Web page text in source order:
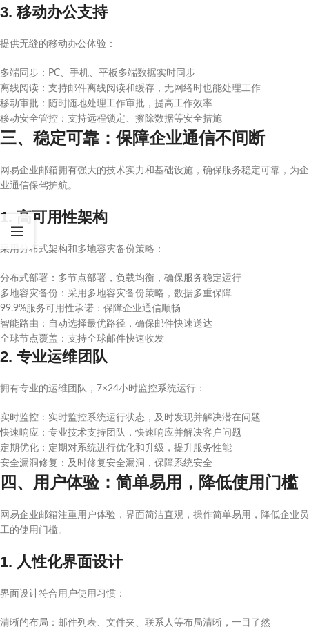
3. 移动办公支持
提供无缝的移动办公体验：
多端同步：PC、手机、平板多端数据实时同步
离线阅读：支持邮件离线阅读和缓存，无网络时也能处理工作
移动审批：随时随地处理工作审批，提高工作效率
移动安全管控：支持远程锁定、擦除数据等安全措施
三、稳定可靠：保障企业通信不间断
网易企业邮箱拥有强大的技术实力和基础设施，确保服务稳定可靠，为企
业通信保驾护航。
1. 高可用性架构
采用分布式架构和多地容灾备份策略：
分布式部署：多节点部署，负载均衡，确保服务稳定运行
多地容灾备份：采用多地容灾备份策略，数据多重保障
99.9%服务可用性承诺：保障企业通信顺畅
智能路由：自动选择最优路径，确保邮件快速送达
全球节点覆盖：支持全球邮件快速收发
2. 专业运维团队
拥有专业的运维团队，7×24小时监控系统运行：
实时监控：实时监控系统运行状态，及时发现并解决潜在问题
快速响应：专业技术支持团队，快速响应并解决客户问题
定期优化：定期对系统进行优化和升级，提升服务性能
安全漏洞修复：及时修复安全漏洞，保障系统安全
四、用户体验：简单易用，降低使用门槛
网易企业邮箱注重用户体验，界面简洁直观，操作简单易用，降低企业员
工的使用门槛。
1. 人性化界面设计
界面设计符合用户使用习惯：
清晰的布局：邮件列表、文件夹、联系人等布局清晰，一目了然